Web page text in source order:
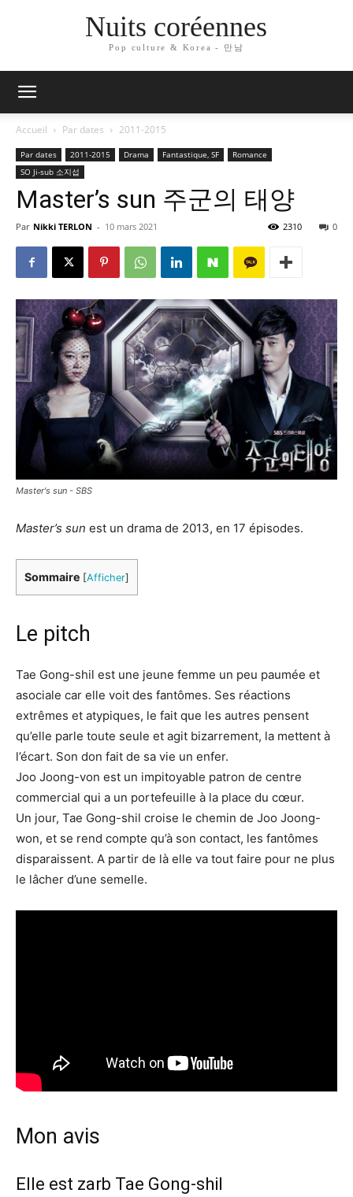
Nuits coréennes
Pop culture & Korea - 만남
Accueil Par dates 2011-2015
Par dates 2011-2015 Drama Fantastique, SF
Romance
SO Ji-sub 소지섭
Master’s sun 주군의 태양
Par Nikki TERLON - 10 mars 2021 0
2310
Master's sun - SBS
Master’s sun est un drama de 2013, en 17 épisodes.
Sommaire [Afficher]
Le pitch
Tae Gong-shil est une jeune femme un peu paumée et
asociale car elle voit des fantômes. Ses réactions
extrêmes et atypiques, le fait que les autres pensent
qu’elle parle toute seule et agit bizarrement, la mettent à
l’écart. Son don fait de sa vie un enfer.
Joo Joong-von est un impitoyable patron de centre
commercial qui a un portefeuille à la place du cœur.
Un jour, Tae Gong-shil croise le chemin de Joo Joong-
won, et se rend compte qu’à son contact, les fantômes
disparaissent. A partir de là elle va tout faire pour ne plus
le lâcher d’une semelle.
Mon avis
Elle est zarb Tae Gong-shil